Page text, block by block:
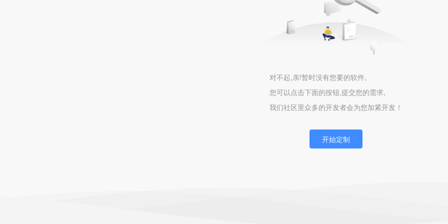
对不起,亲!暂时没有您要的软件,
您可以点击下面的按钮,提交您的需求,
我们社区里众多的开发者会为您加紧开发！
开始定制